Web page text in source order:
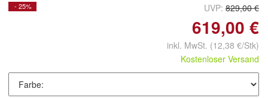
- 25% UVP: 829,00 €
619,00 €
inkl. MwSt. (12,38 €/Stk)
Kostenloser Versand